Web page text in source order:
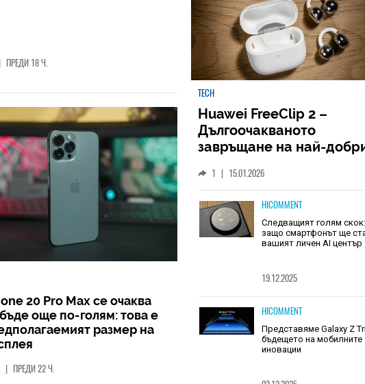
| ПРЕДИ 18 Ч.
20 Pro Max се очаква
още по-голям: това е
размер на
| ПРЕДИ 22 Ч.
TECH
Huawei FreeClip 2 –
Дългоочакваното
завръщане на най-
1 | 15.01.2026
HICOMMENT
Следващият голям скок:
защо смартфонът ще
вашият личен AI център
19.12.2025
HICOMMENT
Представяме Galaxy Z
бъдещето на мобилните
иновации